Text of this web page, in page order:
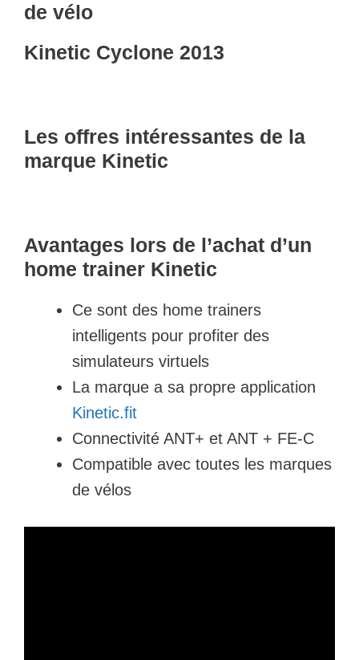
de vélo
Kinetic Cyclone 2013
Les offres intéressantes de la
marque Kinetic
Avantages lors de l’achat d’un
home trainer Kinetic
Ce sont des home trainers
intelligents pour profiter des
simulateurs virtuels
La marque a sa propre application
Kinetic.fit
Connectivité ANT+ et ANT + FE-C
Compatible avec toutes les marques
de vélos